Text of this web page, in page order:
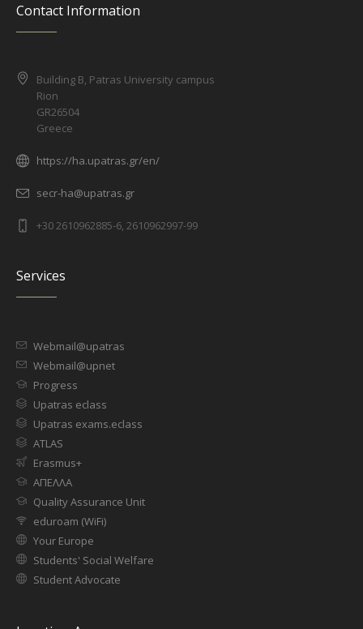
Contact Information
Building B, Patras University campus
Rion
GR26504
Greece
https://ha.upatras.gr/en/
secr-ha@upatras.gr
+30 2610962885-6, 2610962997-99
Services
Webmail@upatras
Webmail@upnet
Progress
Upatras eclass
Upatras exams.eclass
ATLAS
Erasmus+
ΑΠΕΛΛΑ
Quality Assurance Unit
eduroam (WiFi)
Your Europe
Students' Social Welfare
Student Advocate